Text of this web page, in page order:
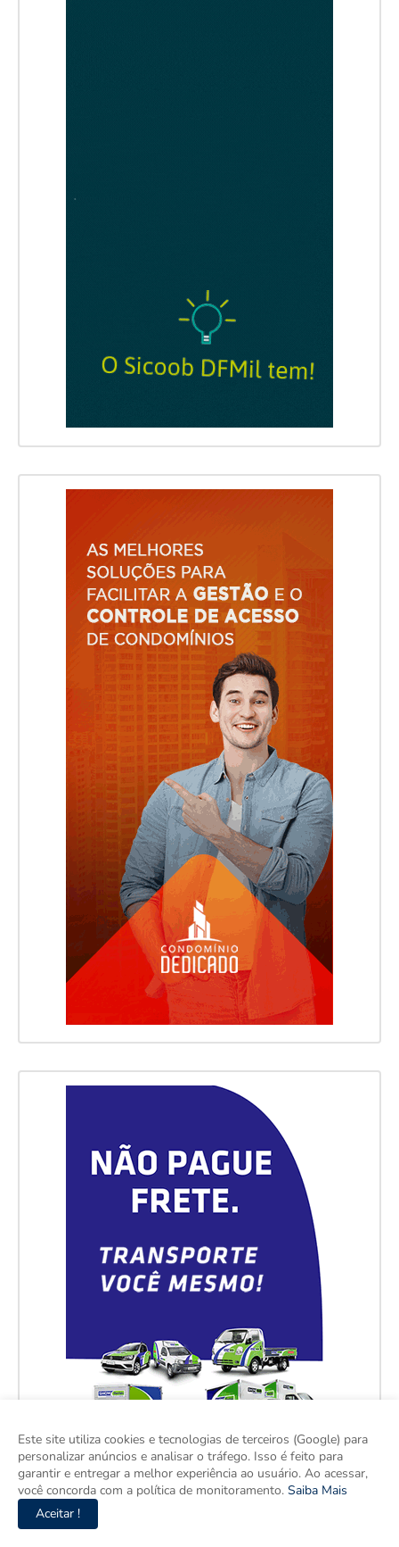
Este site utiliza cookies e tecnologias de terceiros (Google) para
personalizar anúncios e analisar o tráfego. Isso é feito para
garantir e entregar a melhor experiência ao usuário. Ao acessar,
você concorda com a política de monitoramento. Saiba Mais
Aceitar !